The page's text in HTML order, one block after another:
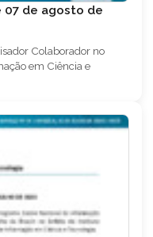
07 de agosto de
Colaborador no
em Ciência e